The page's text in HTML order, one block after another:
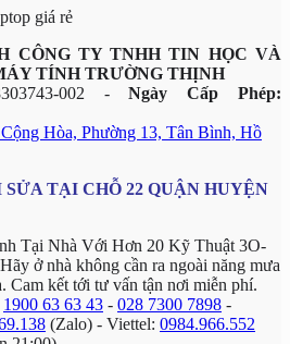
CÔNG TY TNHH TIN HỌC VÀ
TÍNH TRƯỜNG THỊNH
002 -Ngày Cấp Phép:
Hòa, Phường 13, Tân Bình, Hồ
TẠI CHỖ 22 QUẬN HUYỆN
Tại Nhà Với Hơn 20 Kỹ Thuật 3O-
ở nhà không cần ra ngoài năng mưa
Cam kết tới tư vấn tận nơi miễn phí.
1900 63 63 43 - 028 7300 7898 -
(Zalo) - Viettel: 0984.966.552